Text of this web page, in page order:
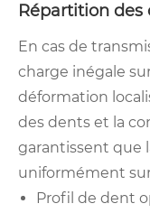
Répartition des
En cas de
charge inégale
déformation
des dents et la
garantissent que
uniformément
Profil de dent